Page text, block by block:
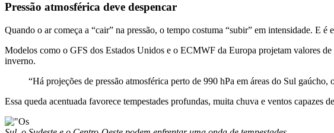
Pressão atmosférica deve despencar
Quando o ar começa a “cair” na pressão, o tempo costuma “subir” em intensidade. E é
Modelos como o GFS dos Estados Unidos e o ECMWF da Europa projetam valores
inverno.
“Há projeções de pressão atmosférica perto de 990 hPa em áreas do Sul
Essa queda acentuada favorece tempestades profundas, muita chuva e ventos capazes